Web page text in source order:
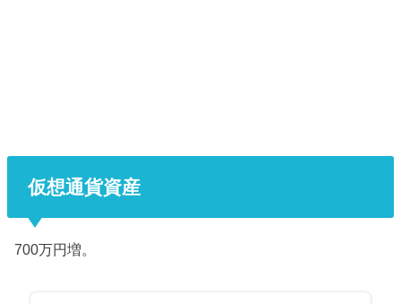
仮想通貨資産
700万円増。